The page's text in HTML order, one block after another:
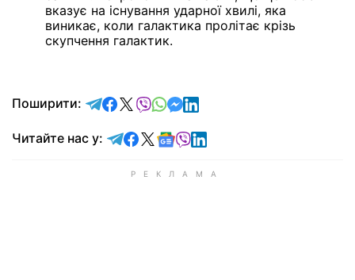
вказує на існування ударної хвилі, яка
виникає, коли галактика пролітає крізь
скупчення галактик.
Поширити: відправити у Telegram
поділитись у Facebook
поділитись у X
відправити у Viber
відправити у Whatsapp
відправити у Messenger
відправити у LinkedIn
Читайте нас у: Читайте у Telegram
Читайте у Facebook
Читайте у X
Читайте у Google news
Читайте у Viber
Читайте у LinkedIn